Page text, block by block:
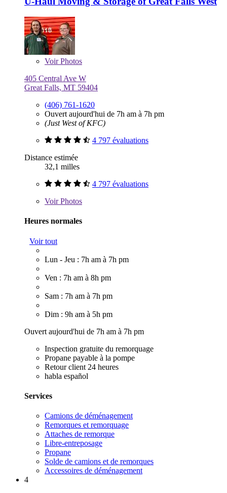
VoirPhotos
405 Central Ave W
Great Falls, MT 59404
(406) 761-1620
Ouvert aujourd'hui de 7h am à 7h pm
(Just West of KFC)
4 797 évaluations
Distance estimée
32,1 milles
4 797 évaluations
VoirPhotos
Heures normales
Voir tout
Lun - Jeu : 7h am à 7h pm
Ven : 7h am à 8h pm
Sam : 7h am à 7h pm
Dim : 9h am à 5h pm
Ouvert aujourd'hui de 7h am à 7h pm
Inspection gratuite du remorquage
Propane payable à la pompe
Retour client 24 heures
habla español
Services
Camions de déménagement
Remorques et remorquage
Attaches de remorque
Libre-entreposage
Propane
Solde de camions et de remorques
Accessoires de déménagement
4